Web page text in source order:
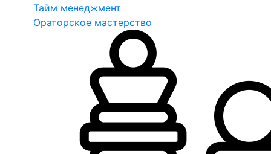
Тайм менеджмент
Ораторское мастерство